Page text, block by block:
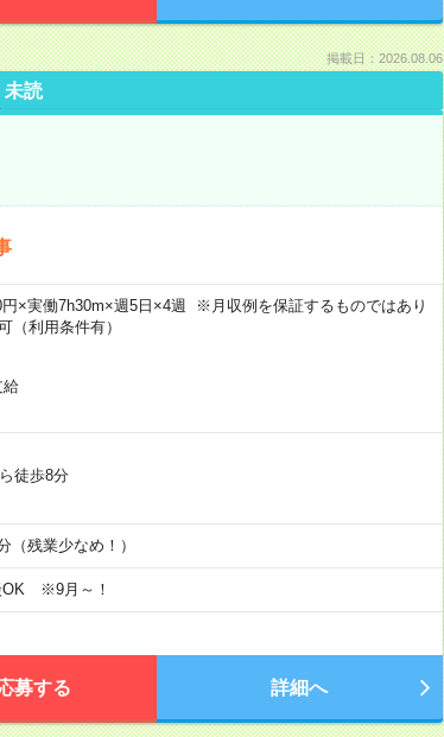
掲載日：2026.08.06
未読
×実働7h30m×週5日×4週 ※月収例を保証するものではあり
（利用条件有）
給
徒歩8分
（残業少なめ！）
OK ※9月～！
募する 詳細へ